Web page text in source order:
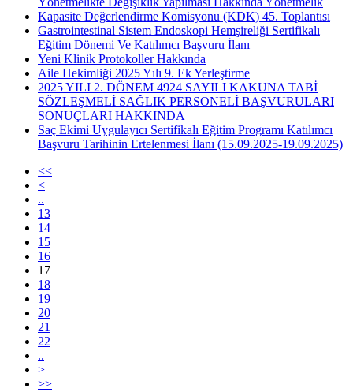
Kapasite Değerlendirme Komisyonu (KDK) 45. Toplantısı
Gastrointestinal Sistem Endoskopi Hemşireliği Sertifikalı
Eğitim Dönemi Ve Katılımcı Başvuru İlanı
Yeni Klinik Protokoller Hakkında
Aile Hekimliği 2025 Yılı 9. Ek Yerleştirme
2025 YILI 2. DÖNEM 4924 SAYILI KAKUNA TABİ
SÖZLEŞMELİ SAĞLIK PERSONELİ BAŞVURULARI
SONUÇLARI HAKKINDA
Saç Ekimi Uygulayıcı Sertifikalı Eğitim Programı Katılımcı
Başvuru Tarihinin Ertelenmesi İlanı (15.09.2025-19.09.2025)
<<
<
..
13
14
15
16
17
18
19
20
21
22
..
>
>>